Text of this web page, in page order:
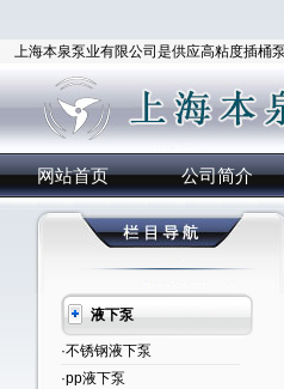
上海本泉泵业有限公司是供应高粘度插桶
网站首页 公司简介
液下泵
·不锈钢液下泵
·pp液下泵